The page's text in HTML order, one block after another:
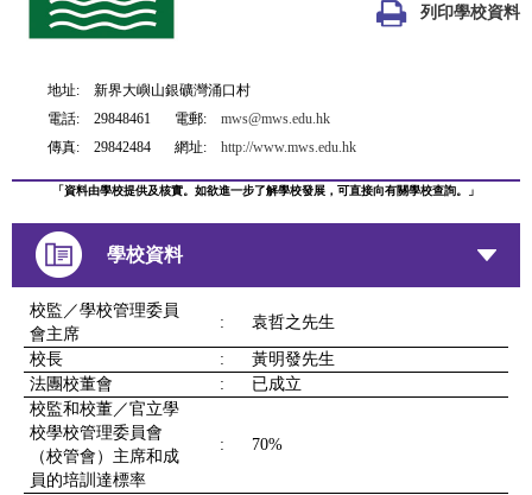
列印學校資料
地址:
新界大嶼山銀礦灣涌口村
電話:
29848461 電郵:
mws@mws.edu.hk
傳真:
29842484 網址: http://www.mws.edu.hk
「資料由學校提供及核實。如欲進一步了解學校發展，可直接向有關學校查詢。」
學校資料
校監／學校管理委員
會主席
: 袁哲之先生
校長 :
黃明發先生
法團校董會
:
已成立
校監和校董／官立學
校學校管理委員會
（校管會）主席和成
員的培訓達標率
: 70%